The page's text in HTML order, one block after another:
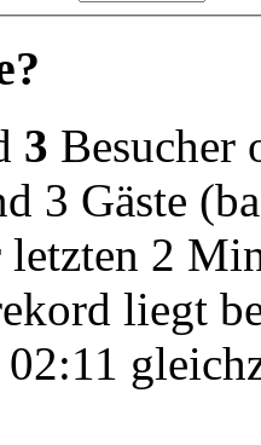
3 Besucher
3 Gäste
letzten 2
liegt